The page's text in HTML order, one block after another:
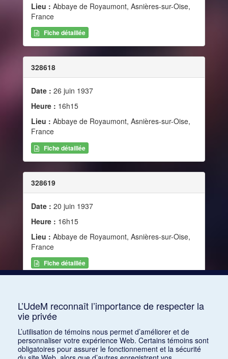
Lieu : Abbaye de Royaumont, Asnières-sur-Oise,
France
Fiche détaillée
328618
Date : 26 juin 1937
Heure : 16h15
Lieu : Abbaye de Royaumont, Asnières-sur-Oise,
France
Fiche détaillée
328619
Date : 20 juin 1937
Heure : 16h15
Lieu : Abbaye de Royaumont, Asnières-sur-Oise,
France
Fiche détaillée
Date :12 juin 1937
Heure :16h15
Lieu :Abbaye de Royaumont, Asnières-sur-Oise,
L’UdeM reconnaît l’importance de respecter la
vie privée
L’utilisation de témoins nous permet d’améliorer et de
personnaliser votre expérience Web. Certains témoins sont
obligatoires pour assurer le fonctionnement et la sécurité